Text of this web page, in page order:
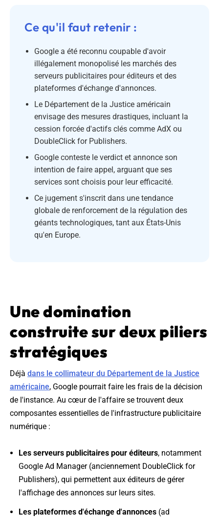
Ce qu'il faut retenir :
Google a été reconnu coupable d'avoir
illégalement monopolisé les marchés des
serveurs publicitaires pour éditeurs et des
plateformes d'échange d'annonces.
Le Département de la Justice américain
envisage des mesures drastiques, incluant la
cession forcée d'actifs clés comme AdX ou
DoubleClick for Publishers.
Google conteste le verdict et annonce son
intention de faire appel, arguant que ses
services sont choisis pour leur efficacité.
Ce jugement s'inscrit dans une tendance
globale de renforcement de la régulation des
géants technologiques, tant aux États-Unis
qu'en Europe.
Une domination
construite sur deux piliers
stratégiques
Déjà dans le collimateur du Département de la Justice
américaine, Google pourrait faire les frais de la décision
de l'instance. Au cœur de l'affaire se trouvent deux
composantes essentielles de l'infrastructure publicitaire
numérique :
Les serveurs publicitaires pour éditeurs, notamment
Google Ad Manager (anciennement DoubleClick for
Publishers), qui permettent aux éditeurs de gérer
l'affichage des annonces sur leurs sites.
Les plateformes d'échange d'annonces (ad